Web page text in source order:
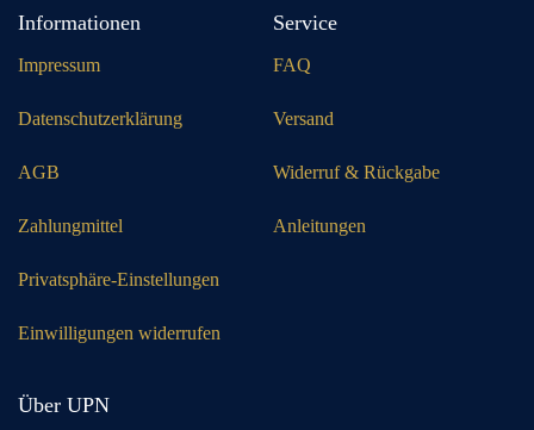
Informationen
Impressum
Datenschutzerklärung
AGB
Zahlungmittel
Privatsphäre-Einstellungen
Einwilligungen widerrufen
Service
FAQ
Versand
Widerruf & Rückgabe
Anleitungen
Über UPN